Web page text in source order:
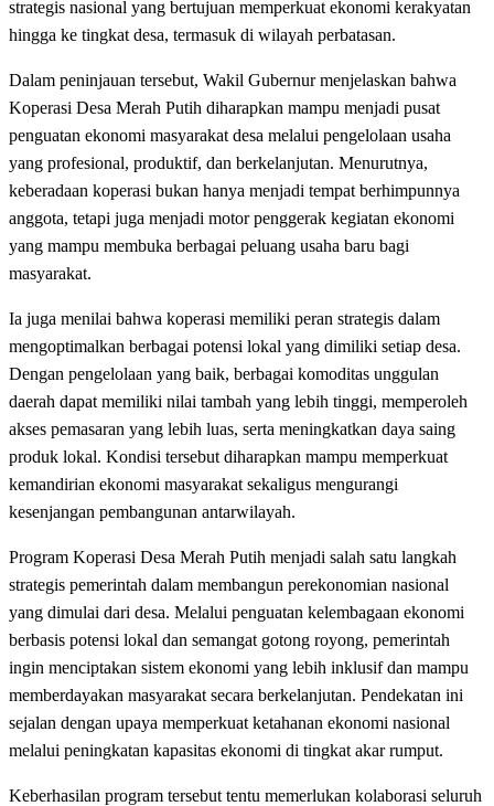
strategis nasional yang bertujuan memperkuat ekonomi kerakyatan
hingga ke tingkat desa, termasuk di wilayah perbatasan.
Dalam peninjauan tersebut, Wakil Gubernur menjelaskan bahwa
Koperasi Desa Merah Putih diharapkan mampu menjadi pusat
penguatan ekonomi masyarakat desa melalui pengelolaan usaha
yang profesional, produktif, dan berkelanjutan. Menurutnya,
keberadaan koperasi bukan hanya menjadi tempat berhimpunnya
anggota, tetapi juga menjadi motor penggerak kegiatan ekonomi
yang mampu membuka berbagai peluang usaha baru bagi
masyarakat.
Ia juga menilai bahwa koperasi memiliki peran strategis dalam
mengoptimalkan berbagai potensi lokal yang dimiliki setiap desa.
Dengan pengelolaan yang baik, berbagai komoditas unggulan
daerah dapat memiliki nilai tambah yang lebih tinggi, memperoleh
akses pemasaran yang lebih luas, serta meningkatkan daya saing
produk lokal. Kondisi tersebut diharapkan mampu memperkuat
kemandirian ekonomi masyarakat sekaligus mengurangi
kesenjangan pembangunan antarwilayah.
Program Koperasi Desa Merah Putih menjadi salah satu langkah
strategis pemerintah dalam membangun perekonomian nasional
yang dimulai dari desa. Melalui penguatan kelembagaan ekonomi
berbasis potensi lokal dan semangat gotong royong, pemerintah
ingin menciptakan sistem ekonomi yang lebih inklusif dan mampu
memberdayakan masyarakat secara berkelanjutan. Pendekatan ini
sejalan dengan upaya memperkuat ketahanan ekonomi nasional
melalui peningkatan kapasitas ekonomi di tingkat akar rumput.
Keberhasilan program tersebut tentu memerlukan kolaborasi seluruh